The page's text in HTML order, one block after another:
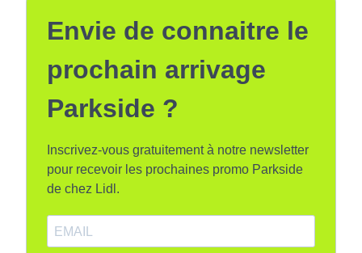
Envie de connaitre le
prochain arrivage
Parkside ?
Inscrivez-vous gratuitement à notre newsletter
pour recevoir les prochaines promo Parkside
de chez Lidl.